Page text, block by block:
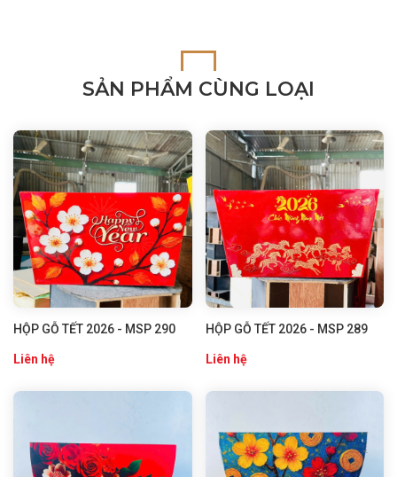
SẢN PHẨM CÙNG LOẠI
HỘP GỖ TẾT 2026 - MSP 290
Liên hệ
HỘP GỖ TẾT 2026 - MSP 289
Liên hệ